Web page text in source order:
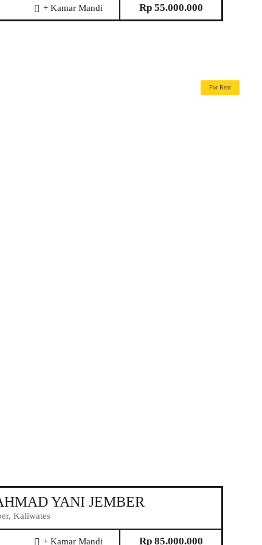
+ Kamar Mandi Rp 55.000.000
For Rent
YANI JEMBER
Kaliwates
+ Kamar Mandi Rp 85.000.000